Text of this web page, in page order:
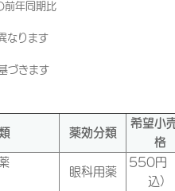
年同期比
なります
づきます
薬効分類
希望小
格
眼科用薬
550円
込）